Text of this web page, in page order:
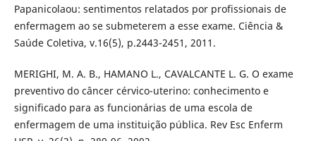
Papanicolaou: sentimentos relatados por profissionais de
enfermagem ao se submeterem a esse exame. Ciência &
Saúde Coletiva, v.16(5), p.2443-2451, 2011.
MERIGHI, M. A. B., HAMANO L., CAVALCANTE L. G. O exame
preventivo do câncer cérvico-uterino: conhecimento e
significado para as funcionárias de uma escola de
enfermagem de uma instituição pública. Rev Esc Enferm